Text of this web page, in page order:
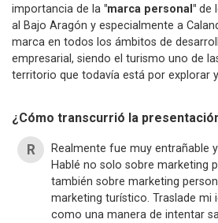
importancia de la "marca personal" de
al Bajo Aragón y especialmente a
marca en todos los ámbitos de
empresarial, siendo el turismo uno de
territorio que todavía está por explorar
¿Cómo transcurrió la
Realmente fue muy entrañable
Hablé no solo sobre marketing
también sobre marketing
marketing turístico. Traslade mi
como una manera de intentar